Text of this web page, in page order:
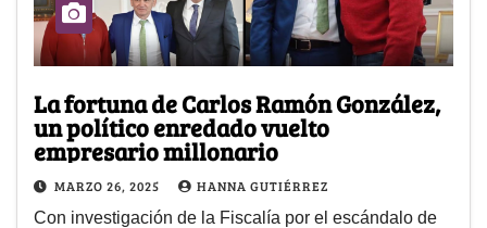
La fortuna de Carlos Ramón González,
un político enredado vuelto
empresario millonario
MARZO 26, 2025 HANNA GUTIÉRREZ
Con investigación de la Fiscalía por el escándalo de